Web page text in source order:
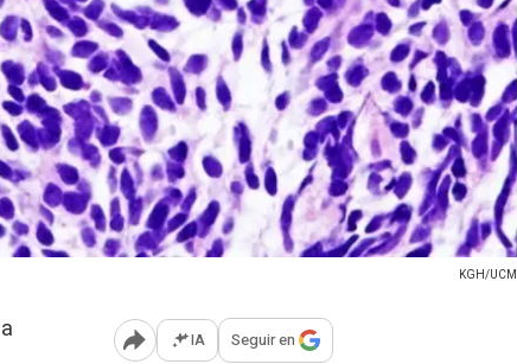
KGH/UCM
Abrir opciones para compartir
IA Seguir en